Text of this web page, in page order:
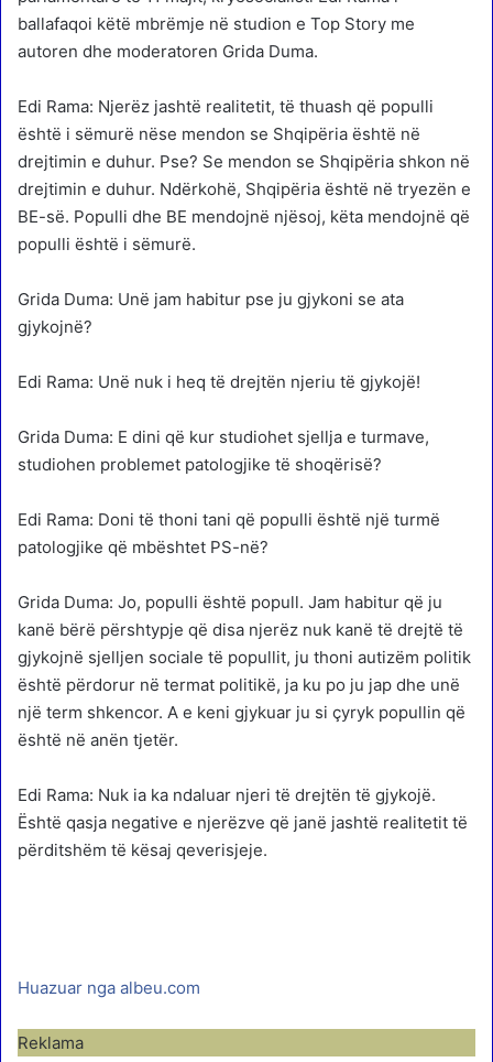
ballafaqoi këtë mbrëmje në studion e Top Story me
autoren dhe moderatoren Grida Duma.
Edi Rama: Njerëz jashtë realitetit, të thuash që populli
është i sëmurë nëse mendon se Shqipëria është në
drejtimin e duhur. Pse? Se mendon se Shqipëria shkon në
drejtimin e duhur. Ndërkohë, Shqipëria është në tryezën e
BE-së. Populli dhe BE mendojnë njësoj, këta mendojnë që
populli është i sëmurë.
Grida Duma: Unë jam habitur pse ju gjykoni se ata
gjykojnë?
Edi Rama: Unë nuk i heq të drejtën njeriu të gjykojë!
Grida Duma: E dini që kur studiohet sjellja e turmave,
studiohen problemet patologjike të shoqërisë?
Edi Rama: Doni të thoni tani që populli është një turmë
patologjike që mbështet PS-në?
Grida Duma: Jo, populli është popull. Jam habitur që ju
kanë bërë përshtypje që disa njerëz nuk kanë të drejtë të
gjykojnë sjelljen sociale të popullit, ju thoni autizëm politik
është përdorur në termat politikë, ja ku po ju jap dhe unë
një term shkencor. A e keni gjykuar ju si çyryk popullin që
është në anën tjetër.
Edi Rama: Nuk ia ka ndaluar njeri të drejtën të gjykojë.
Është qasja negative e njerëzve që janë jashtë realitetit të
përditshëm të kësaj qeverisjeje.
Huazuar nga albeu.com
Reklama